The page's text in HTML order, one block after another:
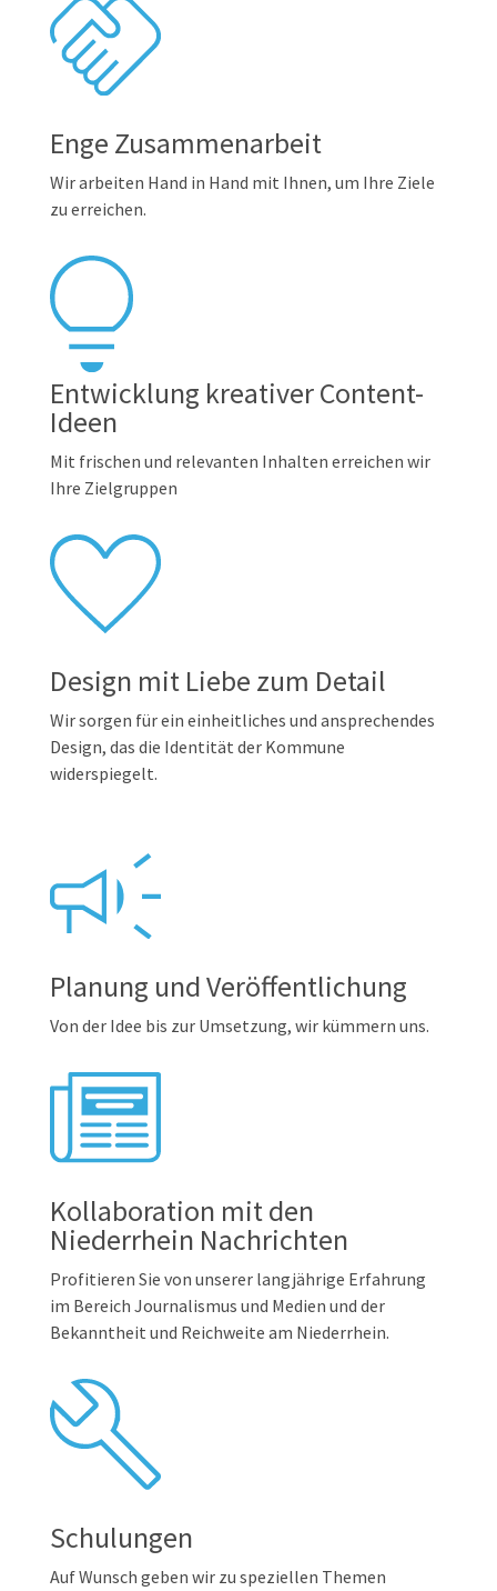
Enge Zusammenarbeit
Wir arbeiten Hand in Hand mit Ihnen, um Ihre Ziele
zu erreichen.
Entwicklung kreativer Content-
Ideen
Mit frischen und relevanten Inhalten erreichen wir
Ihre Zielgruppen
Design mit Liebe zum Detail
Wir sorgen für ein einheitliches und ansprechendes
Design, das die Identität der Kommune
widerspiegelt.
Planung und Veröffentlichung
Von der Idee bis zur Umsetzung, wir kümmern uns.
Kollaboration mit den
Niederrhein Nachrichten
Profitieren Sie von unserer langjährige Erfahrung
im Bereich Journalismus und Medien und der
Bekanntheit und Reichweite am Niederrhein.
Schulungen
Auf Wunsch geben wir zu speziellen Themen